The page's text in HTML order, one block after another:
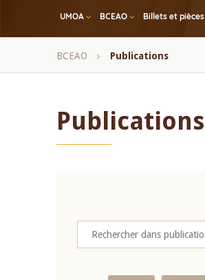
UMOA BCEAO Billets et pièces
Fil
BCEAO Publications
Publications